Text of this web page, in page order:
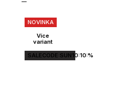
NOVINKA
Více
variant
SALECODE:SUN10:10:%